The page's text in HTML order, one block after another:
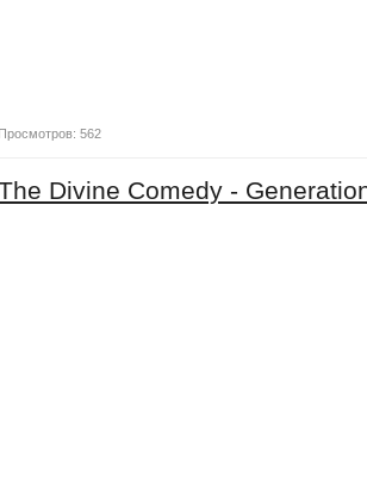
Просмотров: 562
Divine Comedy -